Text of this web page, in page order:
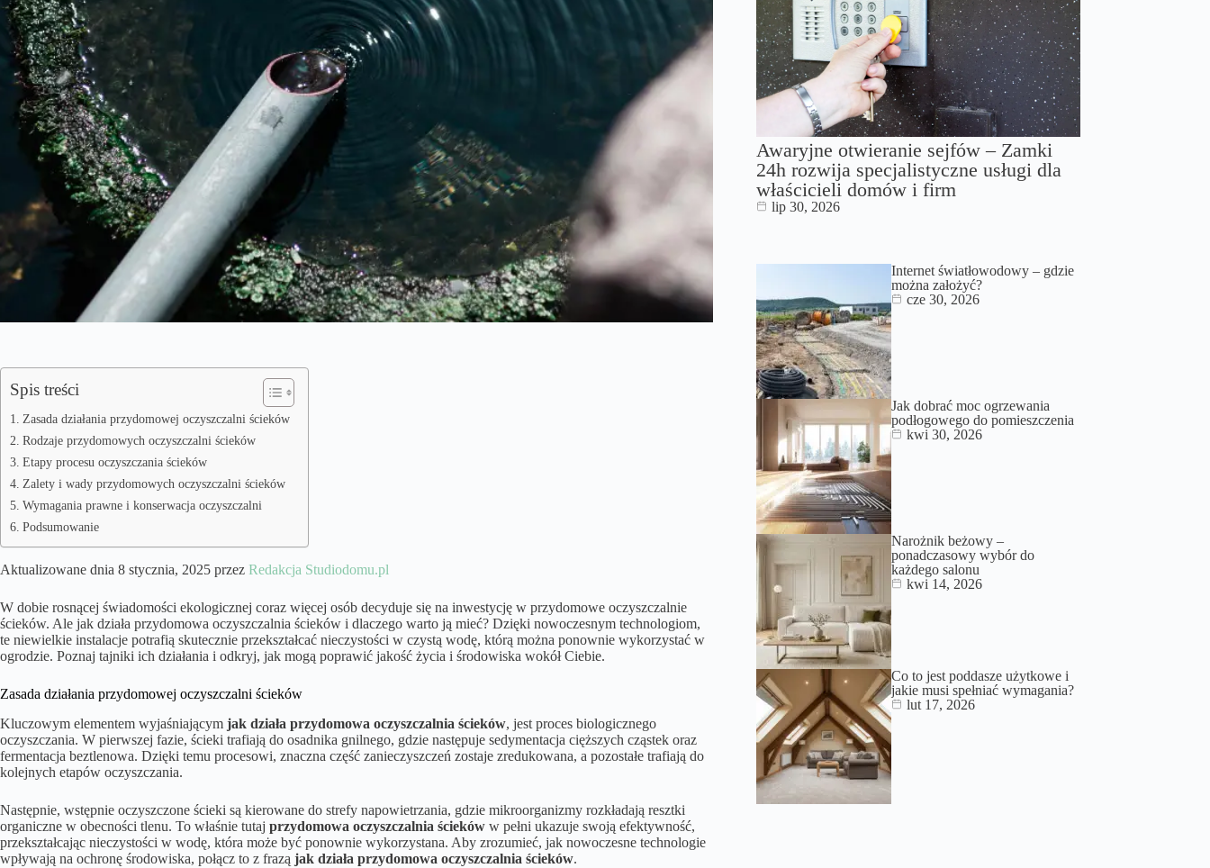
Spis treści
Zasada działania przydomowej oczyszczalni ścieków
Rodzaje przydomowych oczyszczalni ścieków
Etapy procesu oczyszczania ścieków
Zalety i wady przydomowych oczyszczalni ścieków
Wymagania prawne i konserwacja oczyszczalni
Podsumowanie
Aktualizowane dnia 8 stycznia, 2025 przez Redakcja Studiodomu.pl
W dobie rosnącej świadomości ekologicznej coraz więcej osób decyduje się na inwestycję w przydomowe oczyszczalnie
ścieków. Ale jak działa przydomowa oczyszczalnia ścieków i dlaczego warto ją mieć? Dzięki nowoczesnym technologiom,
te niewielkie instalacje potrafią skutecznie przekształcać nieczystości w czystą wodę, którą można ponownie wykorzystać w
ogrodzie. Poznaj tajniki ich działania i odkryj, jak mogą poprawić jakość życia i środowiska wokół Ciebie.
Zasada działania przydomowej oczyszczalni ścieków
Kluczowym elementem wyjaśniającym jak działa przydomowa oczyszczalnia ścieków, jest proces biologicznego
oczyszczania. W pierwszej fazie, ścieki trafiają do osadnika gnilnego, gdzie następuje sedymentacja cięższych cząstek oraz
fermentacja beztlenowa. Dzięki temu procesowi, znaczna część zanieczyszczeń zostaje zredukowana, a pozostałe trafiają do
kolejnych etapów oczyszczania.
Następnie, wstępnie oczyszczone ścieki są kierowane do strefy napowietrzania, gdzie mikroorganizmy rozkładają resztki
organiczne w obecności tlenu. To właśnie tutaj przydomowa oczyszczalnia ścieków w pełni ukazuje swoją efektywność,
przekształcając nieczystości w wodę, która może być ponownie wykorzystana. Aby zrozumieć, jak nowoczesne technologie
wpływają na ochronę środowiska, połącz to z frazą jak działa przydomowa oczyszczalnia ścieków.
Awaryjne otwieranie sejfów – Zamki
24h rozwija specjalistyczne usługi dla
właścicieli domów i firm
lip 30, 2026
Internet światłowodowy – gdzie
można założyć?
cze 30, 2026
Jak dobrać moc ogrzewania
podłogowego do pomieszczenia
kwi 30, 2026
Narożnik beżowy –
ponadczasowy wybór do
każdego salonu
kwi 14, 2026
Co to jest poddasze użytkowe i
jakie musi spełniać wymagania?
lut 17, 2026